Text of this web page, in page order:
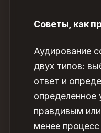
Советы, как
Аудирование
двух типов:
ответ и
определенное
правдивым
менее